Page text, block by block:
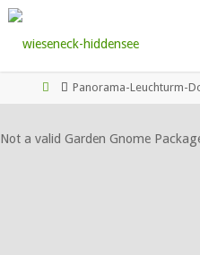
Zum
Inhalt
springen
Startseite
Panorama-Leuchturm-
Not a valid Garden Gnome